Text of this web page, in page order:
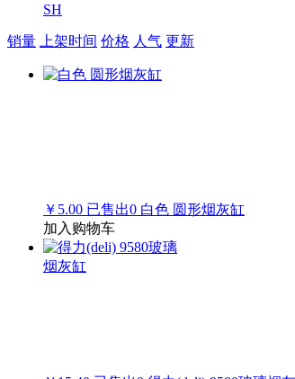
SH
销量 上架时间 价格 人气 更新
￥5.00 已售出0 白色 圆形烟灰缸
加入购物车